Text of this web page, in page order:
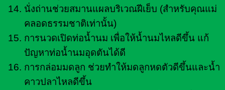
นั่งถ่านช่วยสมานแผลบริเวณฝีเย็บ (สำหรับคุณแม่
คลอดธรรมชาติเท่านั้น)
การนวดเปิดท่อน้ำนม เพื่อให้น้ำนมไหลดีขึ้น แก้
ปัญหาท่อน้ำนมอุดตันได้ดี
การกล่อมมดลูก ช่วยทำให้มดลูกหดตัวดีขึ้นและน้ำ
คาวปลาไหลดีขึ้น